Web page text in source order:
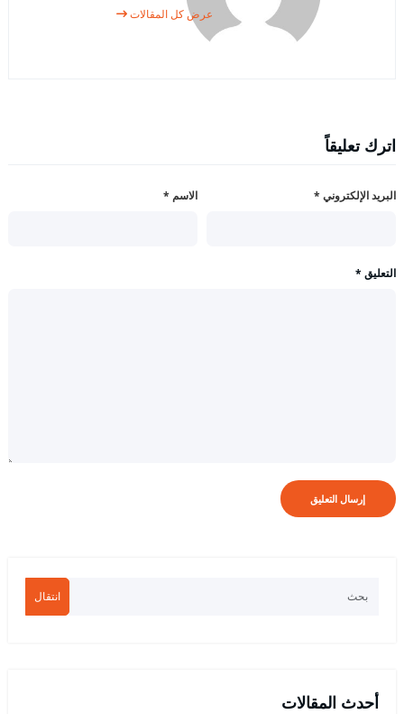
عرض كل المقالات
اترك تعليقاً
الاسم * البريد الإلكتروني *
التعليق *
انتقال
أحدث المقالات